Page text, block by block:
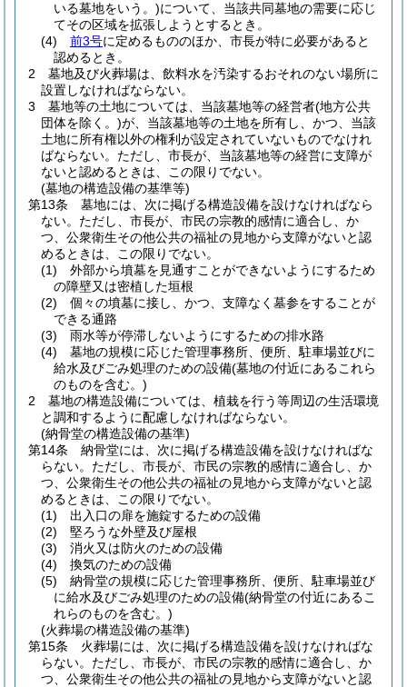
いる墓地をいう。)について、当該共同墓地の需要に応じ
てその区域を拡張しようとするとき。
(4)
前3号に定めるもののほか、市長が特に必要があると
認めるとき。
2
墓地及び火葬場は、飲料水を汚染するおそれのない場所に
設置しなければならない。
3
墓地等の土地については、当該墓地等の経営者(地方公共
団体を除く。)が、当該墓地等の土地を所有し、かつ、当該
土地に所有権以外の権利が設定されていないものでなけれ
ばならない。 ただし、市長が、当該墓地等の経営に支障が
ないと認めるときは、この限りでない。
(墓地の構造設備の基準等)
第13条
墓地には、次に掲げる構造設備を設けなければなら
ない。 ただし、市長が、市民の宗教的感情に適合し、か
つ、公衆衛生その他公共の福祉の見地から支障がないと認
めるときは、この限りでない。
(1)
外部から墳墓を見通すことができないようにするため
の障壁又は密植した垣根
(2)
個々の墳墓に接し、かつ、支障なく墓参をすることが
できる通路
(3)
雨水等が停滞しないようにするための排水路
(4)
墓地の規模に応じた管理事務所、便所、駐車場並びに
給水及びごみ処理のための設備(墓地の付近にあるこれら
のものを含む。)
2
墓地の構造設備については、植栽を行う等周辺の生活環境
と調和するように配慮しなければならない。
(納骨堂の構造設備の基準)
第14条
納骨堂には、次に掲げる構造設備を設けなければな
らない。 ただし、市長が、市民の宗教的感情に適合し、か
つ、公衆衛生その他公共の福祉の見地から支障がないと認
めるときは、この限りでない。
(1)
出入口の扉を施錠するための設備
(2)
堅ろうな外壁及び屋根
(3)
消火又は防火のための設備
(4)
換気のための設備
(5)
納骨堂の規模に応じた管理事務所、便所、駐車場並び
に給水及びごみ処理のための設備(納骨堂の付近にあるこ
れらのものを含む。)
(火葬場の構造設備の基準)
第15条
火葬場には、次に掲げる構造設備を設けなければな
らない。 ただし、市長が、市民の宗教的感情に適合し、か
つ、公衆衛生その他公共の福祉の見地から支障がないと認